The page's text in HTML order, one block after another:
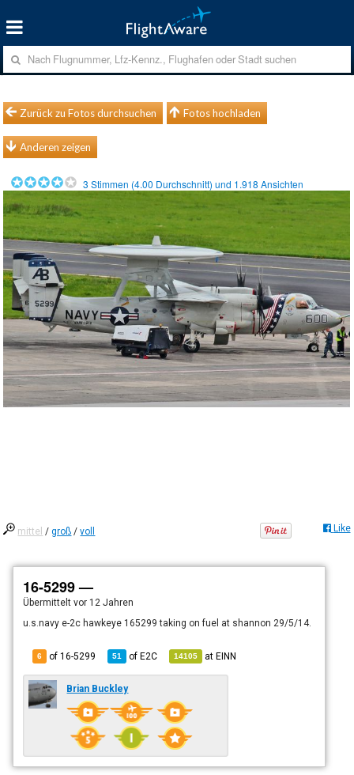
Zurück zu Fotos durchsuchen Fotos hochladen
Anderen zeigen
3 Stimmen (4.00 Durchschnitt) und 1.918 Ansichten
mittel /groß /voll Like
16-5299 —
Übermitteltvor 12 Jahren
u.s.navy e-2c hawkeye 165299 taking on fuel at shannon 29/5/14.
6 of 16-5299 51 ofE2C 14105 atEINN
Brian Buckley